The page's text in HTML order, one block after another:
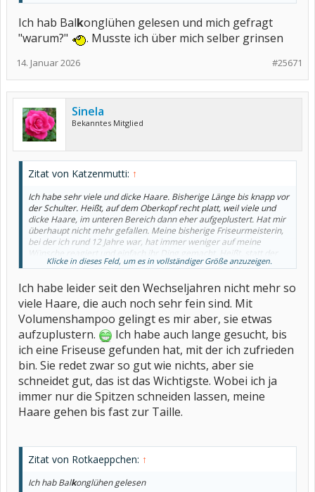
Ich hab Balkonglühen gelesen und mich gefragt
"warum?"
. Musste ich über mich selber grinsen
#25671
14. Januar 2026
Sinela
Bekanntes Mitglied
Zitat von Katzenmutti: ↑
Ich habe sehr viele und dicke Haare. Bisherige Länge bis knapp vor
der Schulter. Heißt, auf dem Oberkopf recht platt, weil viele und
dicke Haare, im unteren Bereich dann eher aufgeplustert. Hat mir
überhaupt nicht mehr gefallen. Meine bisherige Friseurmeisterin,
bei der ich rund 12 Jahre war, hat immer weniger auf meine
Wünsche reagiert und einfach ihr Ding gemacht. Heißt, statt der
gewünschten mindestens 2 cm abzuschneiden hat sie lediglich die
aufgegeben hat und nun einen Stuhl in einem anderen Salon
gemietet hat, war das für mich der richtige Zeitpunkt für den
Wechsel.
Klicke in dieses Feld, um es in vollständiger Größe anzuzeigen.
Ich habe leider seit den Wechseljahren nicht mehr so
viele Haare, die auch noch sehr fein sind. Mit
Volumenshampoo gelingt es mir aber, sie etwas
aufzuplustern.
Ich habe auch lange gesucht, bis
ich eine Friseuse gefunden hat, mit der ich zufrieden
bin. Sie redet zwar so gut wie nichts, aber sie
schneidet gut, das ist das Wichtigste. Wobei ich ja
immer nur die Spitzen schneiden lassen, meine
Haare gehen bis fast zur Taille.
Zitat von Rotkaeppchen: ↑
Ich hab Balkonglühen gelesen